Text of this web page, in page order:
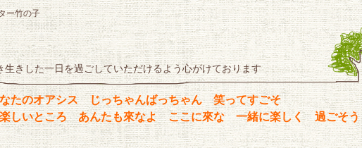
ー竹の子
生きした一日を過ごしていただけるよう心がけております
たのオアシス じっちゃんばっちゃん 笑ってすごそ
しいところ あんたも來なよ ここに來な 一緒に楽しく 過ごそう